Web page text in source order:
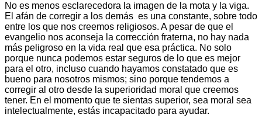
No es menos esclarecedora la imagen de la mota y la viga.
El afán de corregir a los demás es una constante, sobre todo
entre los que nos creemos religiosos. A pesar de que el
evangelio nos aconseja la corrección fraterna, no hay nada
más peligroso en la vida real que esa práctica. No solo
porque nunca podemos estar seguros de lo que es mejor
para el otro, incluso cuando hayamos constatado que es
bueno para nosotros mismos; sino porque tendemos a
corregir al otro desde la superioridad moral que creemos
tener. En el momento que te sientas superior, sea moral sea
intelectualmente, estás incapacitado para ayudar.